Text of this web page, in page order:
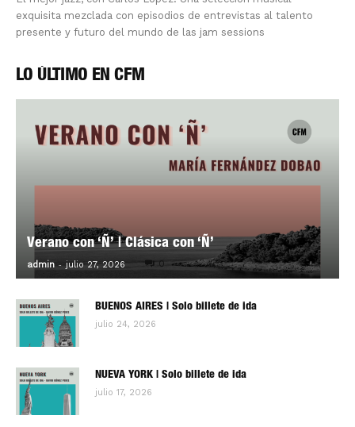
exquisita mezclada con episodios de entrevistas al talento
presente y futuro del mundo de las jam sessions
LO ÚLTIMO EN CFM
Verano con ‘Ñ’ | Clásica con ‘Ñ’
admin - julio 27, 2026 0
BUENOS AIRES | Solo billete de ida
julio 24, 2026
NUEVA YORK | Solo billete de ida
julio 17, 2026